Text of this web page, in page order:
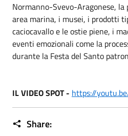
Normanno-Svevo-Aragonese, la
area marina, i musei, i prodotti
caciocavallo e le ostie piene, i
eventi emozionali come la
durante la Festa del Santo
IL VIDEO SPOT - https://
Share: